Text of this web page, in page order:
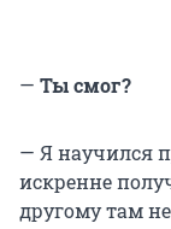
— Ты смог?
— Я научился
искренне
другому там